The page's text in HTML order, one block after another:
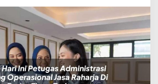
Raharja
Barito
Timur
Terbaru